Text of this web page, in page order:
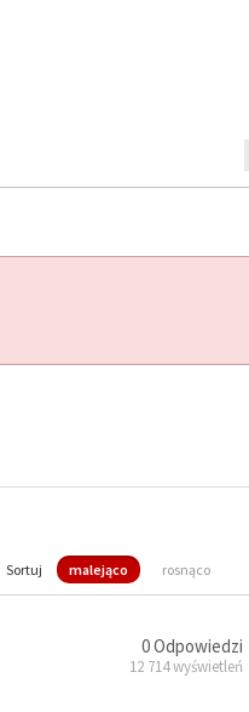
Sortuj malejąco rosnąco
0 Odpowiedzi
12 714 wyświetleń